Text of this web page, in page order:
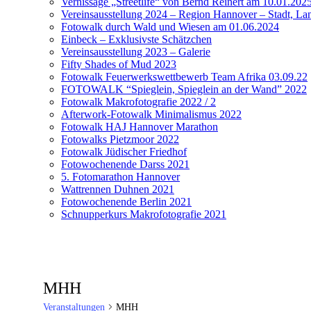
Vereinsausstellung 2024 – Region Hannover – Stadt,
Fotowalk durch Wald und Wiesen am 01.06.2024
Einbeck – Exklusivste Schätzchen
Vereinsausstellung 2023 – Galerie
Fifty Shades of Mud 2023
Fotowalk Feuerwerkswettbewerb Team Afrika 03.09.22
FOTOWALK “Spieglein, Spieglein an der Wand” 2022
Fotowalk Makrofotografie 2022 / 2
Afterwork-Fotowalk Minimalismus 2022
Fotowalk HAJ Hannover Marathon
Fotowalks Pietzmoor 2022
Fotowalk Jüdischer Friedhof
Fotowochenende Darss 2021
5. Fotomarathon Hannover
Wattrennen Duhnen 2021
Fotowochenende Berlin 2021
Schnupperkurs Makrofotografie 2021
MHH
Veranstaltungen MHH